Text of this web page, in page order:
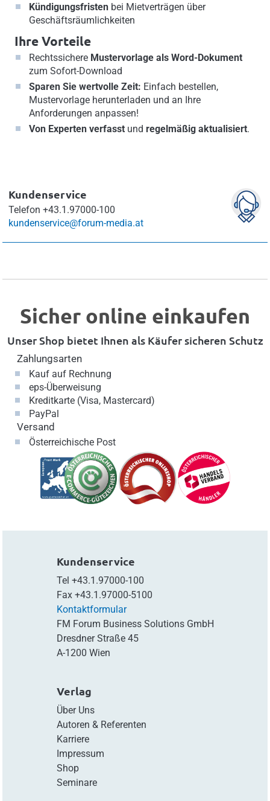
Kündigungsfristenbei Mietverträgen über
Geschäftsräumlichkeiten
Ihre Vorteile
Rechtssichere Mustervorlage als Word-Dokument
zum Sofort-Download
Sparen Sie wertvolle Zeit: Einfach bestellen,
Mustervorlage herunterladen und an Ihre
Anforderungen anpassen!
Von Experten verfasstund regelmäßig aktualisiert.
Kundenservice
Telefon +43.1.97000-100
kundenservice@forum-media.at
Sicher online einkaufen
Unser Shop bietet Ihnen als Käufer sicheren Schutz
Zahlungsarten
Kauf auf Rechnung
eps-Überweisung
Kreditkarte (Visa, Mastercard)
PayPal
Versand
Österreichische Post
Kundenservice
Tel +43.1.97000-100
Fax +43.1.97000-5100
Kontaktformular
FM Forum Business Solutions GmbH
Dresdner Straße 45
A-1200 Wien
Verlag
Über Uns
Autoren & Referenten
Karriere
Impressum
Shop
Seminare